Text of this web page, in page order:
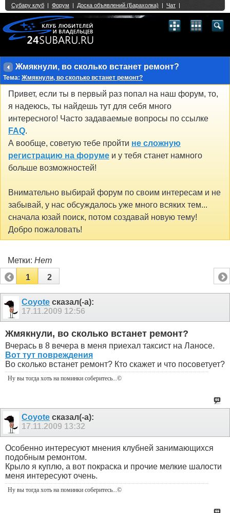
Жмякнули, во сколько встанет ремонт?
Тема: Жмякнули, во сколько встанет ремонт?
Привет, если ты в первый раз попал на наш форум, то,
я надеюсь, ты найдешь тут для себя много
интересного! Часто задаваемые вопросы по ссылке
FAQ.
А вообще, советую тебе пройти не сложную
регистрацию на форуме и у тебя станет намного
больше возможностей!
Внимательно выбирай форум по своим интересам и не
забывай, у нас обсуждалось уже много всяких тем...
сначала юзай поиск, потом создавай новую тему!
Добро пожаловать!
Метки: Нет
1
2
Coyote сказал(-а):
17.11.2009 12:56
Жмякнули, во сколько встанет ремонт?
Вчерась в 8 вечера в меня приехал таксист на Ланосе.
Вот тут повреждения
Во сколько встанет ремонт? Кто скажет и что посоветует?
Ну вы тогда хоть на поминки соберитесь...©
Coyote сказал(-а):
17.11.2009 13:32
Особенно интересуют мнения клубней занимающихся
подобным ремонтом.
Крыло я куплю, а вот покраска и прочие мелкие шалости
меня интересуют очень.
Ну вы тогда хоть на поминки соберитесь...©
Single Sign On provided byvBSSO
2 3 4 5 6 7 8 9 10 11 12 13 21 22 23 24 25 26
27 28 29 30 31 32 33 40 41 42 43